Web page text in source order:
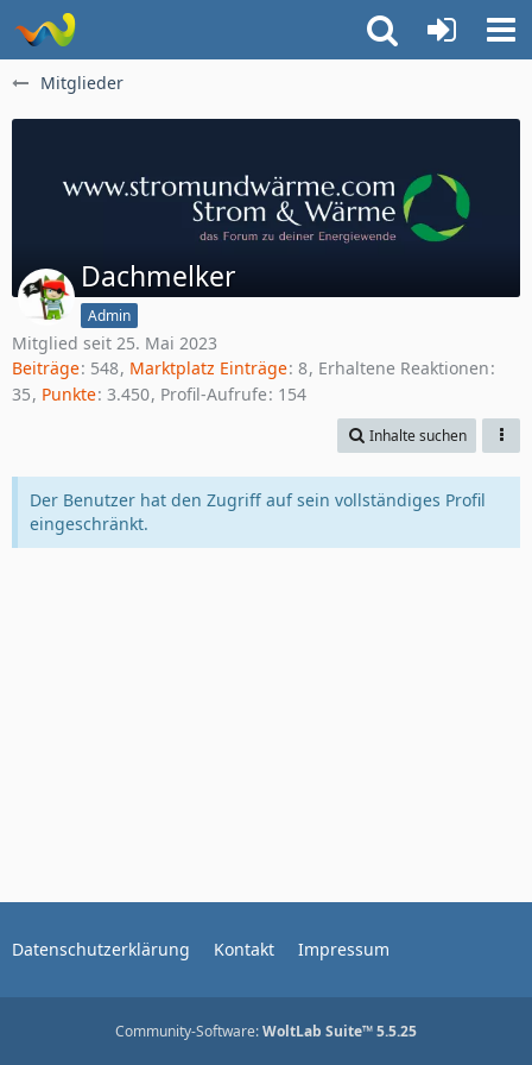
Mitglieder
Dachmelker
Admin
Mitglied seit 25. Mai 2023
Beiträge 548 Marktplatz Einträge 8 Erhaltene Reaktionen
35 Punkte 3.450 Profil-Aufrufe 154
Inhalte suchen
Der Benutzer hat den Zugriff auf sein vollständiges Profil
eingeschränkt.
Datenschutzerklärung Kontakt Impressum
Community-Software:WoltLab Suite™ 5.5.25